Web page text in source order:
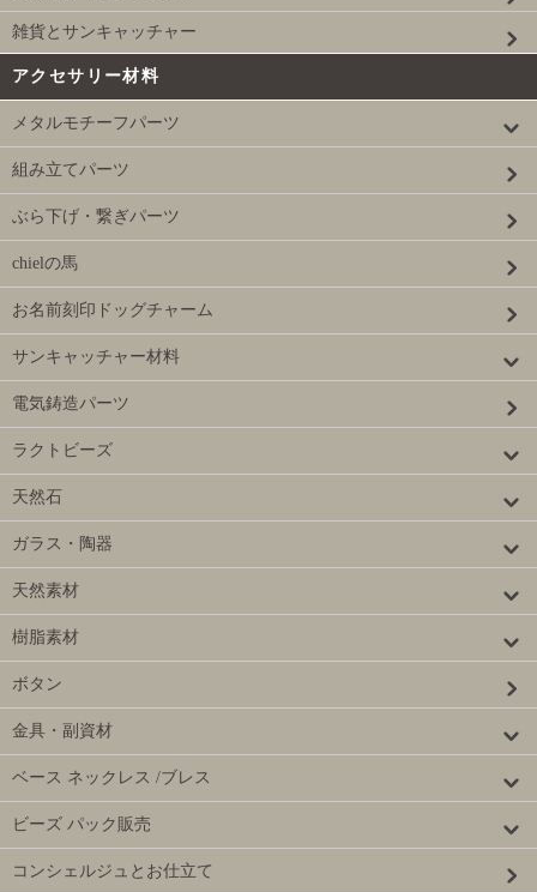
雑貨とサンキャッチャー
アクセサリー材料
メタルモチーフパーツ
組み立てパーツ
ぶら下げ・繋ぎパーツ
chielの馬
お名前刻印ドッグチャーム
サンキャッチャー材料
電気鋳造パーツ
ラクトビーズ
天然石
ガラス・陶器
天然素材
樹脂素材
ボタン
金具・副資材
ベース ネックレス /ブレス
ビーズ パック販売
コンシェルジュとお仕立て